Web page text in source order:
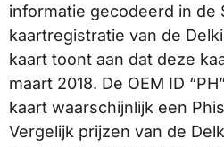
informatie gecodeerd in de
kaartregistratie van de
kaart toont aan dat deze
maart 2018. De OEM ID
kaart waarschijnlijk een
Vergelijk prijzen van de